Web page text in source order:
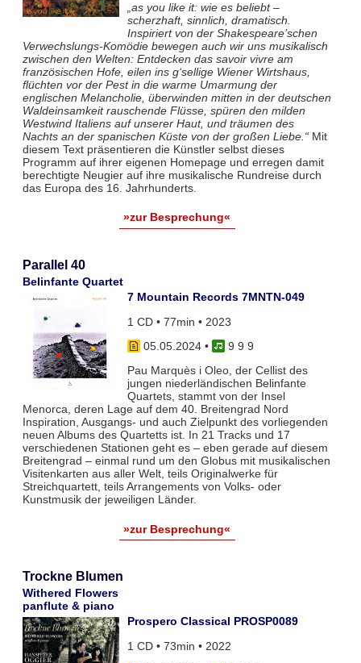
„as you like it: wie es beliebt –
scherzhaft, sinnlich, dramatisch.
Inspiriert von der Shakespeare’schen
Verwechslungs-Komödie bewegen auch wir uns musikalisch
zwischen den Welten: Entdecken das savoir vivre am
französischen Hofe, eilen ins g‘sellige Wiener Wirtshaus,
flüchten vor der Pest in die warme Umarmung der
englischen Melancholie, überwinden mitten in der deutschen
Waldeinsamkeit rauschende Flüsse, spüren den milden
Westwind Italiens auf unserer Haut, und träumen des
Nachts an der spanischen Küste von der großen Liebe.“Mit
diesem Text präsentieren die Künstler selbst dieses
Programm auf ihrer eigenen Homepage und erregen damit
berechtigte Neugier auf ihre musikalische Rundreise durch
das Europa des 16. Jahrhunderts.
»zur Besprechung«
Parallel 40
Belinfante Quartet
7 Mountain Records 7MNTN-049
1 CD • 77min • 2023
05.05.2024•
9 9 9
Pau Marquès i Oleo, der Cellist des
jungen niederländischen Belinfante
Quartets, stammt von der Insel
Menorca, deren Lage auf dem 40. Breitengrad Nord
Inspiration, Ausgangs- und auch Zielpunkt des vorliegenden
neuen Albums des Quartetts ist. In 21 Tracks und 17
verschiedenen Stationen geht es – eben gerade auf diesem
Breitengrad – einmal rund um den Globus mit musikalischen
Visitenkarten aus aller Welt, teils Originalwerke für
Streichquartett, teils Arrangements von Volks- oder
Kunstmusik der jeweiligen Länder.
»zur Besprechung«
Trockne Blumen
Withered Flowers
panflute & piano
Prospero Classical PROSP0089
1 CD • 73min • 2022